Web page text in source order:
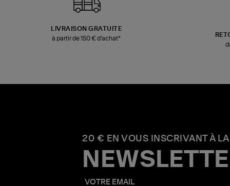
LIVRAISON GRATUITE
à partir de 150 € d'achat*
20 € EN VOUS INSCRIVANT À LA